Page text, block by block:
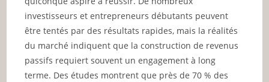
investisseurs et entrepreneurs débutants peuvent
être tentés par des résultats rapides, mais la réalités
du marché indiquent que la construction de revenus
passifs requiert souvent un engagement à long
terme. Des études montrent que près de 70 % des